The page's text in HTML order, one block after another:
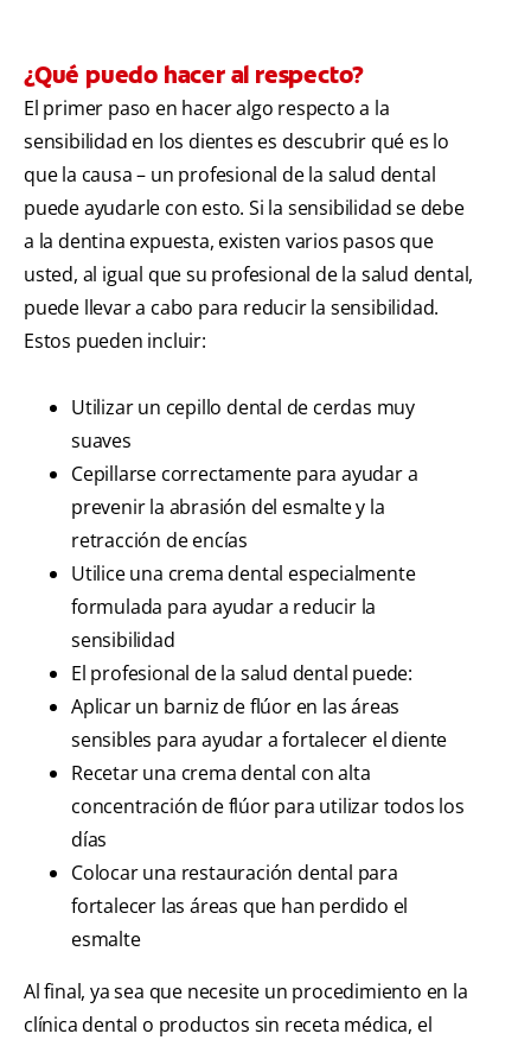
¿Qué puedo hacer al respecto?
El primer paso en hacer algo respecto a la
sensibilidad en los dientes es descubrir qué es lo
que la causa – un profesional de la salud dental
puede ayudarle con esto. Si la sensibilidad se debe
a la dentina expuesta, existen varios pasos que
usted, al igual que su profesional de la salud dental,
puede llevar a cabo para reducir la sensibilidad.
Estos pueden incluir:
Utilizar un cepillo dental de cerdas muy
suaves
Cepillarse correctamente para ayudar a
prevenir la abrasión del esmalte y la
retracción de encías
Utilice una crema dental especialmente
formulada para ayudar a reducir la
sensibilidad
El profesional de la salud dental puede:
Aplicar un barniz de flúor en las áreas
sensibles para ayudar a fortalecer el diente
Recetar una crema dental con alta
concentración de flúor para utilizar todos los
días
Colocar una restauración dental para
fortalecer las áreas que han perdido el
esmalte
Al final, ya sea que necesite un procedimiento en la
clínica dental o productos sin receta médica, el